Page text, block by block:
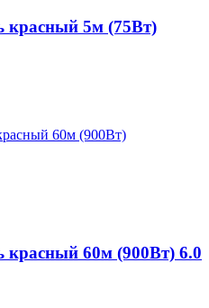
красный 5м (75Вт)
красный 60м (900Вт) 6.0